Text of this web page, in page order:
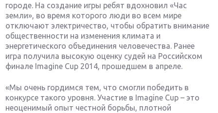
городе. На создание игры ребят вдохновил «Час
земли», во время которого люди во всем мире
отключают электричество, чтобы обратить внимание
общественности на изменения климата и
энергетического объединения человечества. Ранее
игра получила высокую оценку судей на Российском
финале Imagine Cup 2014, прошедшем в апреле.
«Мы очень гордимся тем, что смогли победить в
конкурсе такого уровня. Участие в Imagine Cup – это
неоценимый опыт честной борьбы, плотной